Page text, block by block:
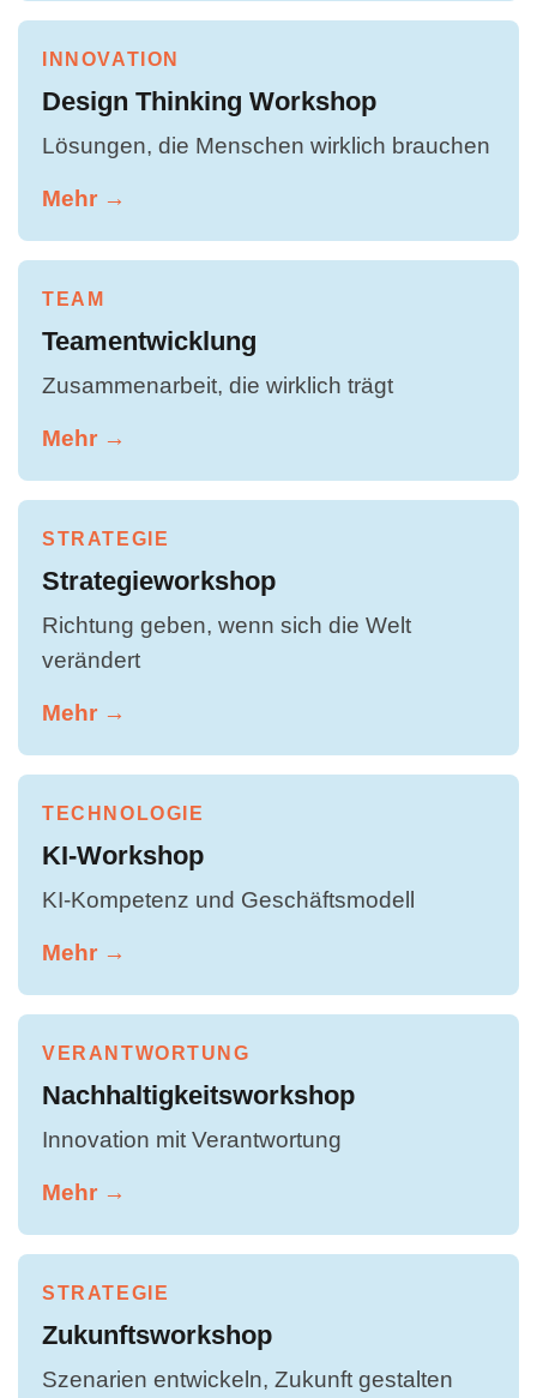
INNOVATION
Design Thinking Workshop
Lösungen, die Menschen wirklich brauchen
Mehr →
TEAM
Teamentwicklung
Zusammenarbeit, die wirklich trägt
Mehr →
STRATEGIE
Strategieworkshop
Richtung geben, wenn sich die Welt
verändert
Mehr →
TECHNOLOGIE
KI-Workshop
KI-Kompetenz und Geschäftsmodell
Mehr →
VERANTWORTUNG
Nachhaltigkeitsworkshop
Innovation mit Verantwortung
Mehr →
STRATEGIE
Zukunftsworkshop
Szenarien entwickeln, Zukunft gestalten